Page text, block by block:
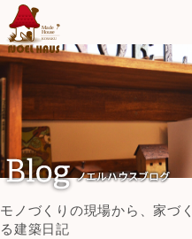
モノづくりの現場から、家づ
る建築日記